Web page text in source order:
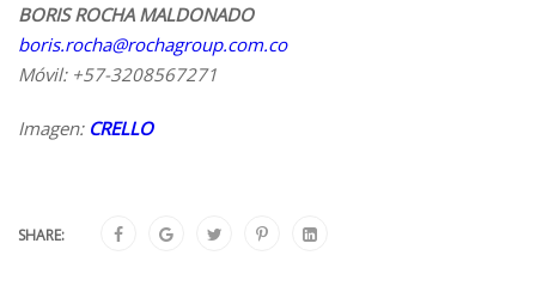
BORIS ROCHA MALDONADO
boris.rocha@rochagroup.com.co
Móvil: +57-3208567271
Imagen: CRELLO
SHARE: